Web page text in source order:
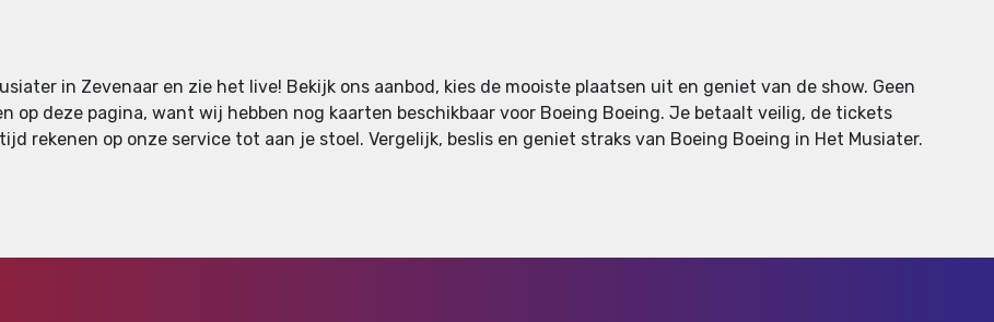
in Zevenaar en zie het live! Bekijk ons aanbod, kies de mooiste plaatsen uit en geniet van de show. Geen
op deze pagina, want wij hebben nog kaarten beschikbaar voor Boeing Boeing. Je betaalt veilig, de tickets
rekenen op onze service tot aan je stoel. Vergelijk, beslis en geniet straks van Boeing Boeing in Het Musiater.